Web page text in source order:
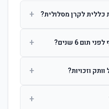
לקרן מסלולית? +
מדד ספציפי ומאפשרת
6 שנים? +
למשוך פטור ממס עד לתקרה
וזכויות? +
ההפקדה הראשונה.
+